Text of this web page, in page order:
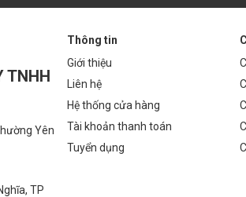
tiết kiệm hơn 12,000,000 VNĐ so với đèn cao
đường phố lớn, quốc lộ, đảm bảo an toàn
TNHH
Yên
TP
Thông tin
Giới thiệu
Liên hệ
Hệ thống cửa hàng
Tài khoản thanh toán
Tuyển dụng